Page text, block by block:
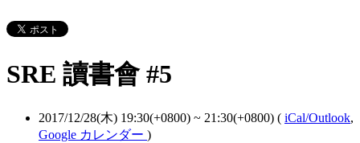
SRE 讀書會 #5
2017/12/28(木) 19:30(+0800) ~ 21:30(+0800) ( iCal/Outlook,
Google カレンダー )